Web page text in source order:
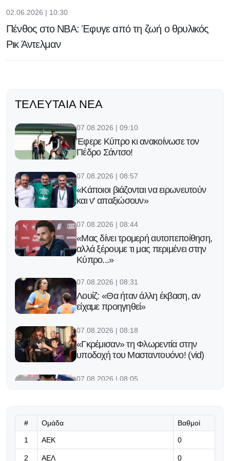
02.06.2026 | 10:30
Πένθος στο NBA: Έφυγε από τη ζωή ο θρυλικός
Ρικ Άντελμαν
ΤΕΛΕΥΤΑΊΑ ΝΈΑ
07.08.2026 | 09:10
Έφερε Κύπρο κι ανακοίνωσε τον
Πέδρο Σάντσο!
07.08.2026 | 08:57
«Κάποιοι βιάζονται να ειρωνευτούν
και ν' απαξιώσουν»
07.08.2026 | 08:44
«Μας δίνει τρομερή αυτοπεποίθηση,
αλλά ξέρουμε τι μας περιμένει στην
Κύπρο...»
07.08.2026 | 08:31
Λουίζ: «Θα ήταν άλλη έκβαση, αν
είχαμε προηγηθεί»
07.08.2026 | 08:18
«Γκρέμισαν» τη Φλωρεντία στην
υποδοχή του Μασταντουόνο! (vid)
07.08.2026 | 08:05
Κόνφερενς Λιγκ: Επιβεβαιώθηκαν
# Ομάδα Βαθμοί
1 ΑΕΚ 0
2 ΑΕΛ 0